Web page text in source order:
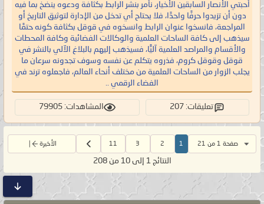
أحبتي الأنصار السابقين الأخيار، نأمر بنشر الرابط بكثافة ودعوه ينضخ بما فيه
دون أن تزيدوا حرفًا واحدًا، فلا يحتاح أي تدخل من الإدارة لتوثيق التاريخ أو
المراجعة، فانسخوا عنوان الرابط وانسخوه في قوقل بكثافة كونه حتمًا
سيذهب إلى كافة الساحات العلمية والوكالات الفضائية وكافة المحطات
والأقسام والمراصد العلمية آليًّا، فسيذهب إليهم بالبلاغ الآلي بالنشر في
قوقل وقوقل كروم، فذروه يتكلم عن نفسه وسوف تجدونه سرعان ما
يجلب الزوار من الساحات العلمية من مختلف أنحاء العالم، فاجعلوه ترند في
الفضاء الرقمي ..
تعليقات: 207 المشاهدات: 79905
صفحة 1 من 21 1
2
3
11 الأخيرة
النتائج 1 إلى 10 من 208